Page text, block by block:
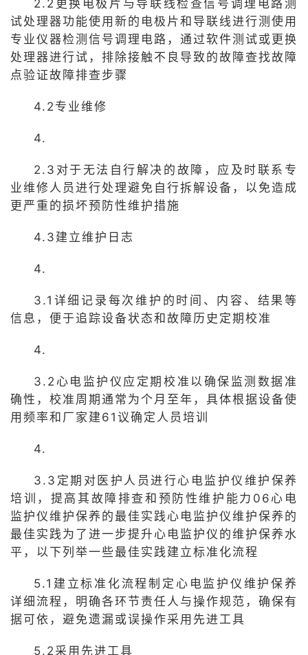
2.2更换电极片与导联线检查信号调理电路测
试处理器功能使用新的电极片和导联线进行测使用
专业仪器检测信号调理电路，通过软件测试或更换
处理器进行试，排除接触不良导致的故障查找故障
点验证故障排查步骤
4.2专业维修
4.
2.3对于无法自行解决的故障，应及时联系专
业维修人员进行处理避免自行拆解设备，以免造成
更严重的损坏预防性维护措施
4.3建立维护日志
4.
3.1详细记录每次维护的时间、内容、结果等
信息，便于追踪设备状态和故障历史定期校准
4.
3.2心电监护仪应定期校准以确保监测数据准
确性，校准周期通常为个月至年，具体根据设备使
用频率和厂家建61议确定人员培训
4.
3.3定期对医护人员进行心电监护仪维护保养
培训，提高其故障排查和预防性维护能力06心电
监护仪维护保养的最佳实践心电监护仪维护保养的
最佳实践为了进一步提升心电监护仪的维护保养水
平，以下列举一些最佳实践建立标准化流程
5.1建立标准化流程制定心电监护仪维护保养
详细流程，明确各环节责任人与操作规范，确保有
据可依，避免遗漏或误操作采用先进工具
5.2采用先进工具